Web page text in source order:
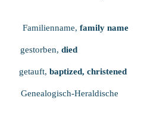
Familienname, family name
gestorben, died
getauft, baptized, christened
Genealogisch-Heraldische